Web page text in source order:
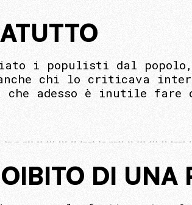
i populisti dal
chi lo criticava
che adesso è inutile
DI UNA